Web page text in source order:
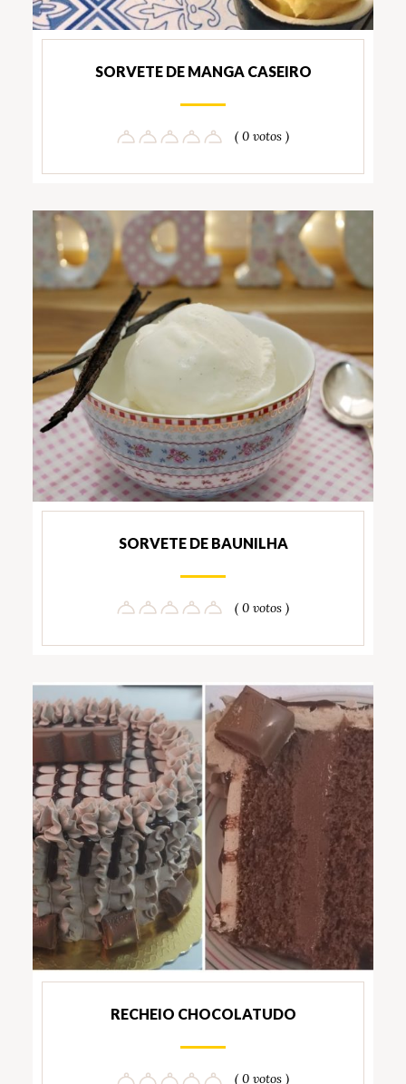
SORVETE DE MANGA CASEIRO
( 0 votos )
SORVETE DE BAUNILHA
( 0 votos )
RECHEIO CHOCOLATUDO
( 0 votos )